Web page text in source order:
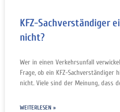
KFZ-Sachverständiger
nicht?
Wer in einen Verkehrsunfall
Frage, ob ein KFZ-Sachverständiger
nicht. Viele sind der Meinung, dass
WEITERLESEN »